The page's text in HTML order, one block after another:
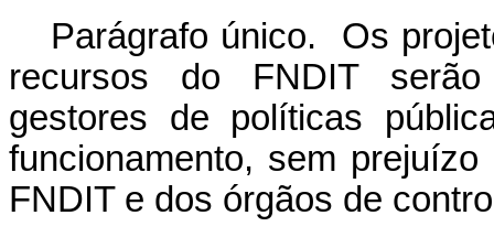
Parágrafo único. Os
recursos do FNDIT serão
gestores de políticas
funcionamento, sem
FNDIT e dos órgãos de